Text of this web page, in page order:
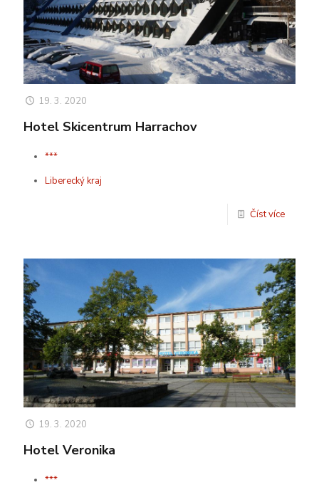
19. 3. 2020
Hotel Skicentrum Harrachov
***
Liberecký kraj
Číst více
19. 3. 2020
Hotel Veronika
***